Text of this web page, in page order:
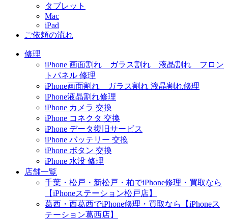
タブレット
Mac
iPad
ご依頼の流れ
修理
iPhone 画面割れ ガラス割れ 液晶割れ フロン
トパネル 修理
iPhone画面割れ ガラス割れ 液晶割れ修理
iPhone液晶割れ修理
iPhone カメラ 交換
iPhone コネクタ 交換
iPhone データ復旧サービス
iPhone バッテリー 交換
iPhone ボタン 交換
iPhone 水没 修理
店舗一覧
千葉・松戸・新松戸・柏でiPhone修理・買取なら
【iPhoneステーション松戸店】
葛西・西葛西でiPhone修理・買取なら【iPhoneス
テーション葛西店】